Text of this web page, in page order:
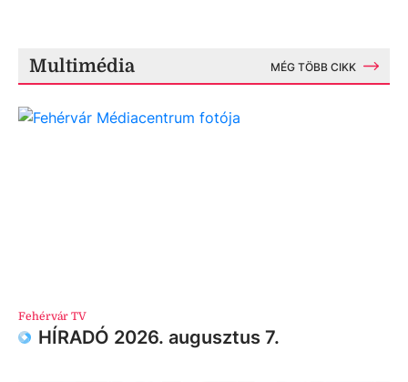
Multimédia MÉG TÖBB CIKK
Fehérvár TV
HÍRADÓ 2026. augusztus 7.